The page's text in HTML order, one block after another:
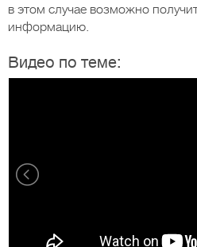
в этом случае возможно
информацию.
Видео по теме: